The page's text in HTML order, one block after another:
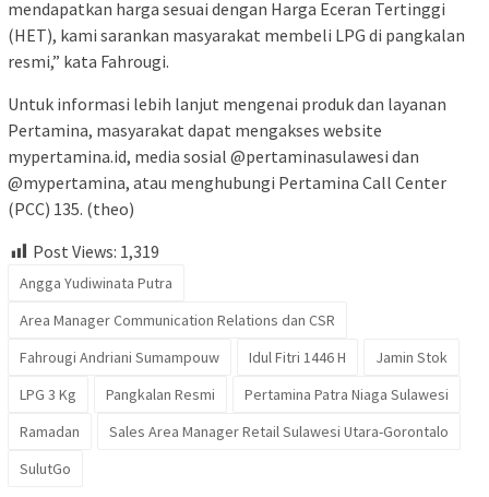
mendapatkan harga sesuai dengan Harga Eceran Tertinggi
(HET), kami sarankan masyarakat membeli LPG di pangkalan
resmi,” kata Fahrougi.
Untuk informasi lebih lanjut mengenai produk dan layanan
Pertamina, masyarakat dapat mengakses website
mypertamina.id, media sosial @pertaminasulawesi dan
@mypertamina, atau menghubungi Pertamina Call Center
(PCC) 135. (theo)
Post Views: 1,319
Angga Yudiwinata Putra
Area Manager Communication Relations dan CSR
Fahrougi Andriani Sumampouw
Idul Fitri 1446 H
Jamin Stok
LPG 3 Kg
Pangkalan Resmi
Pertamina Patra Niaga Sulawesi
Ramadan
Sales Area Manager Retail Sulawesi Utara-Gorontalo
SulutGo